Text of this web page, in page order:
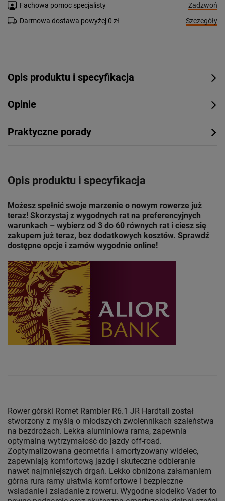
Fachowa pomoc specjalisty
Zadzwoń
Darmowa dostawa powyżej 0 zł
Szczegóły
Opis produktu i specyfikacja
Opinie
Praktyczne porady
Opis produktu i specyfikacja
Możesz spełnić swoje marzenie o nowym rowerze już
teraz! Skorzystaj z wygodnych rat na preferencyjnych
warunkach – wybierz od 3 do 60 równych rat i ciesz się
zakupem już teraz, bez dodatkowych kosztów. Sprawdź
dostępne opcje i zamów wygodnie online!
Rower górski Romet Rambler R6.1 JR Hardtail został
stworzony z myślą o młodszych zwolennikach szaleństwa
na bezdrożach. Lekka aluminiowa rama, zapewnia
optymalną wytrzymałość do jazdy off-road.
Zoptymalizowana geometria i amortyzowany widelec,
zapewniają komfortową jazdę i skuteczne odbieranie
nawet najmniejszych drgań. Lekko obniżona załamaniem
górna rura ramy ułatwia komfortowe i bezpieczne
wsiadanie i zsiadanie z roweru. Wygodne siodełko Vader to